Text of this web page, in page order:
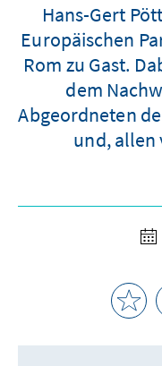
Hans-Gert
Europäischen
Rom zu Gast.
dem
Abgeordneten
und, allen